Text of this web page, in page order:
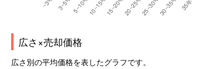
3,100万円 東青梅
徒歩14分
師岡町
4,100万円
師岡町
3,000万円 東青梅
広さ×売却価格
広さ別の平均価格を表したグラフです。